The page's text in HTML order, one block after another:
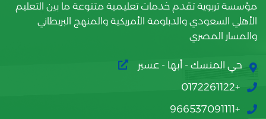
مؤسسة تربوية تقدم خدمات تعليمية متنوعة ما بين التعليم
الأهلي السعودي والدبلومة الأمريكية والمنهج البريطاني
والمسار المصري
حي المنسك - أبها - عسير
+0172261122
+966537091111